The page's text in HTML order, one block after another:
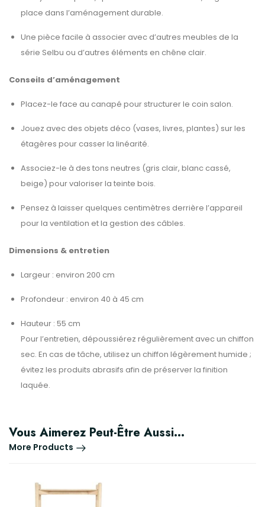
place dans l’aménagement durable.
Une pièce facile à associer avec d’autres meubles de la
série Selbu ou d’autres éléments en chêne clair.
Conseils d’aménagement
Placez-le face au canapé pour structurer le coin salon.
Jouez avec des objets déco (vases, livres, plantes) sur les
étagères pour casser la linéarité.
Associez-le à des tons neutres (gris clair, blanc cassé,
beige) pour valoriser la teinte bois.
Pensez à laisser quelques centimètres derrière l’appareil
pour la ventilation et la gestion des câbles.
Dimensions & entretien
Largeur : environ 200 cm
Profondeur : environ 40 à 45 cm
Hauteur : 55 cm
Pour l’entretien, dépoussiérez régulièrement avec un chiffon
sec. En cas de tâche, utilisez un chiffon légèrement humide ;
évitez les produits abrasifs afin de préserver la finition
laquée.
Vous Aimerez Peut-Être Aussi…
More Products